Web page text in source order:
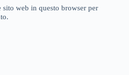
web in questo browser per